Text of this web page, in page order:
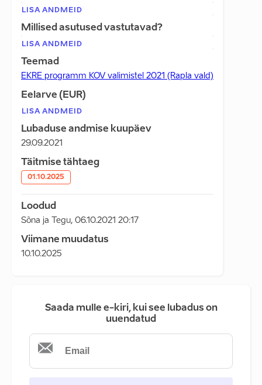
LISA ANDMEID
Millised asutused vastutavad?
LISA ANDMEID
Teemad
EKRE programm KOV valimistel 2021 (Rapla vald)
Eelarve (EUR)
LISA ANDMEID
Lubaduse andmise kuupäev
29.09.2021
Täitmise tähtaeg
01.10.2025
Loodud
Sõna ja Tegu, 06.10.2021 20:17
Viimane muudatus
10.10.2025
Saada mulle e-kiri, kui see lubadus on
uuendatud